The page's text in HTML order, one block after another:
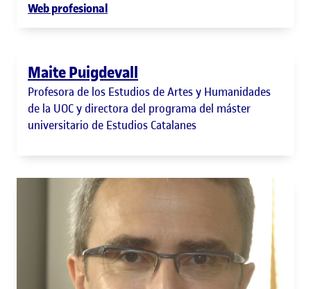
Web profesional
Maite Puigdevall
Profesora de los Estudios de Artes y Humanidades
de la UOC y directora del programa del máster
universitario de Estudios Catalanes